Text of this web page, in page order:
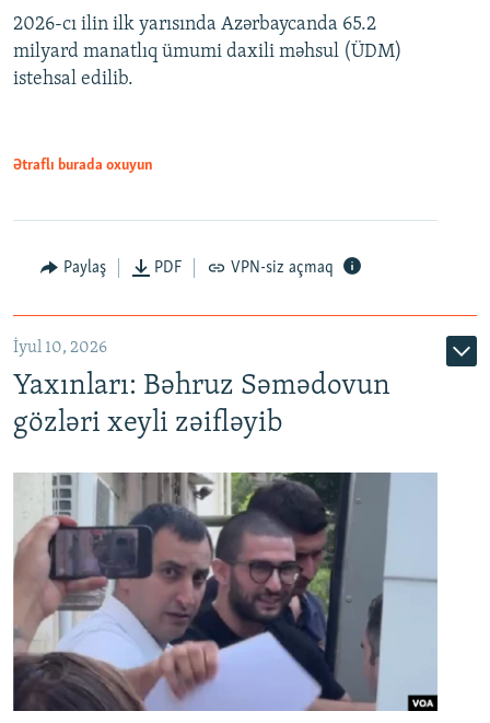
Auto 240p 360p 480p
360p
480p
2026-cı ilin ilk yarısında Azərbaycanda 65.2
milyard manatlıq ümumi daxili məhsul (ÜDM)
istehsal edilib.
Ətraflı burada oxuyun
Paylaş PDF VPN-siz açmaq
İyul 10, 2026
Yaxınları: Bəhruz Səmədovun
gözləri xeyli zəifləyib